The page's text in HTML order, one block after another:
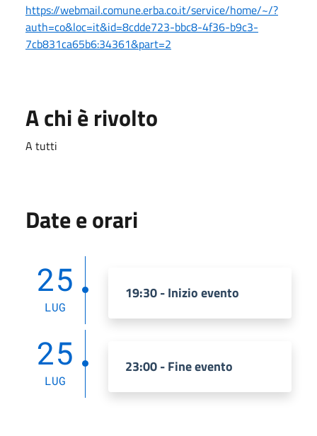
https://webmail.comune.erba.co.it/service/home/~/?
auth=co&loc=it&id=8cdde723-bbc8-4f36-b9c3-
7cb831ca65b6:34361&part=2
A chi è rivolto
A tutti
Date e orari
25
LUG
19:30 - Inizio evento
25
LUG
23:00 - Fine evento